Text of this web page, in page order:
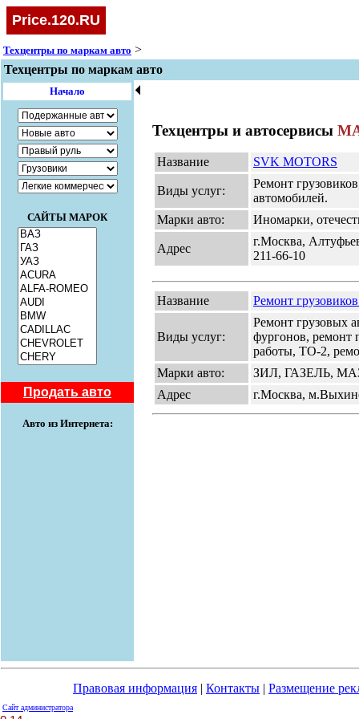
Price.120.RU
Техцентры по маркам авто >
Техцентры по маркам авто
Начало
САЙТЫ МАРОК
Продать авто
Авто из Интернета:
🞀
Техцентры и автосервисы
Название SVK MOTORS
Виды услуг:
Ремонт
автомобилей.
Марки авто:
Иномарки,
Адрес
г.Москва,
211-66-10
Название Ремонт
Виды услуг:
Ремонт грузовых
фургонов, ремонт
работы, ТО-2,
Марки авто:
ЗИЛ, ГАЗЕЛЬ,
Адрес
г.Москва,
Правовая информация | Контакты | Размещение
Сайт администратора